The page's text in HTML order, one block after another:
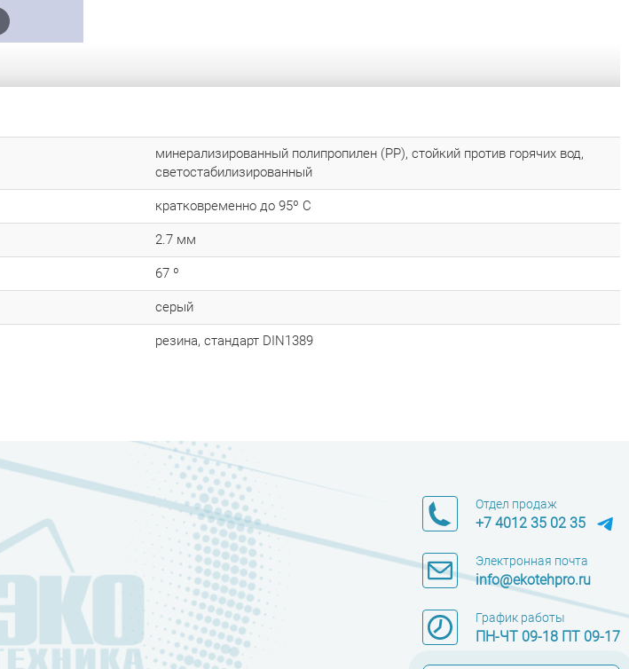
минерализированный полипропилен (РР), стойкий против горячих вод,
светостабилизированный
кратковременно до 95º С
2.7 мм
67 º
серый
резина, стандарт DIN1389
Отдел продаж
+7 4012 35 02 35
Электронная почта
info@ekotehpro.ru
График работы
ПН-ЧТ 09-18 ПТ 09-17